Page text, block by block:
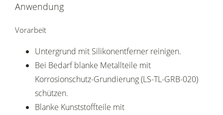
Anwendung
Vorarbeit
Untergrund mit Silikonentferner reinigen.
Bei Bedarf blanke Metallteile mit
Korrosionschutz-Grundierung (LS-TL-GRB-020)
schützen.
Blanke Kunststoffteile mit